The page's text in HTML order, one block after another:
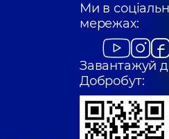
Ми в
мережах:
Завантажуй
Добробут: